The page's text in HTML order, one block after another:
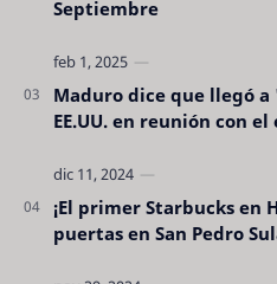
Septiembre
Maduro dice que llegó
EE.UU. en reunión con
¡El primer Starbucks en
puertas en San Pedro